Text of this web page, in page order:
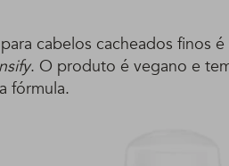
cabelos cacheados finos é
. O produto é vegano e
fórmula.